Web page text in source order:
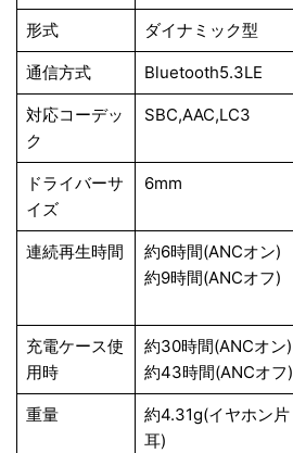
形式 ダイナミック型
通信方式 Bluetooth5.3LE
対応コーデッ
ク
SBC,AAC,LC3
ドライバーサ
イズ
6mm
連続再生時間
約6時間(ANCオン)
約9時間(ANCオフ)
充電ケース使
用時
約30時間(ANCオン)
約43時間(ANCオフ)
重量
約4.31g(イヤホン片
耳)